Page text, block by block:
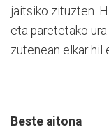
jaitsiko zituzten.
eta paretetako
zutenean elkar hil
Beste aitona